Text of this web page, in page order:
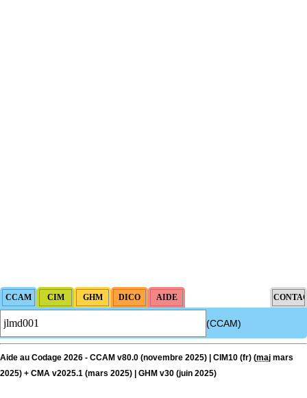
(CCAM)
Aide au Codage 2026 - CCAM v80.0 (novembre 2025) | CIM10 (fr) (maj mars
2025) + CMA v2025.1 (mars 2025) | GHM v30 (juin 2025)